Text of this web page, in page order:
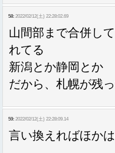
58: 2022/02/12(土) 22:28:02.69
山間部まで合併し
れてる
新潟とか静岡とか
だから、札幌が残
59: 2022/02/12(土) 22:28:09.14
言い換えればほか